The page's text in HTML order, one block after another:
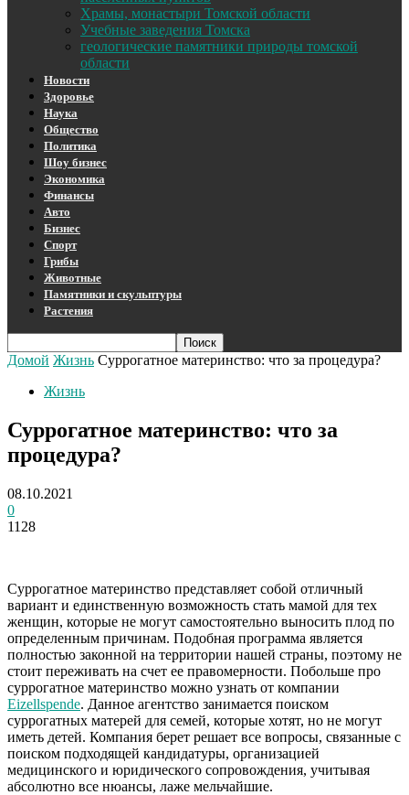
Храмы, монастыри Томской области
Учебные заведения Томска
геологические памятники природы томской
области
Новости
Здоровье
Наука
Общество
Политика
Шоу бизнес
Экономика
Финансы
Авто
Бизнес
Спорт
Грибы
Животные
Памятники и скульптуры
Растения
Домой Жизнь Суррогатное материнство: что за процедура?
Жизнь
Суррогатное материнство: что за
процедура?
08.10.2021
0
1128
Суррогатное материнство представляет собой отличный
вариант и единственную возможность стать мамой для тех
женщин, которые не могут самостоятельно выносить плод по
определенным причинам. Подобная программа является
полностью законной на территории нашей страны, поэтому не
стоит переживать на счет ее правомерности. Побольше про
суррогатное материнство можно узнать от компании
Eizellspende. Данное агентство занимается поиском
суррогатных матерей для семей, которые хотят, но не могут
иметь детей. Компания берет решает все вопросы, связанные с
поиском подходящей кандидатуры, организацией
медицинского и юридического сопровождения, учитывая
абсолютно все нюансы, лаже мельчайшие.